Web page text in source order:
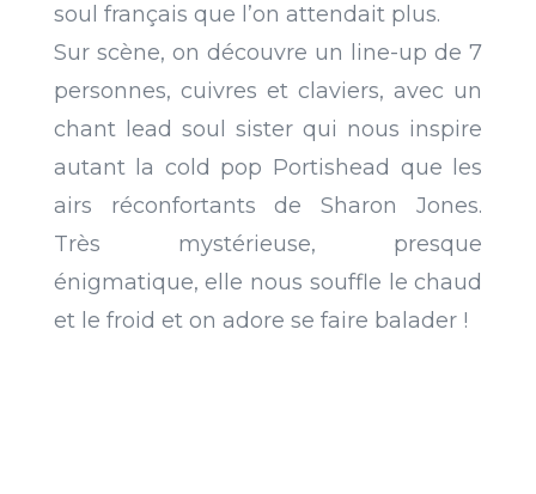
soul français que l’on attendait plus.
Sur scène, on découvre un line-up de 7
personnes, cuivres et claviers, avec un
chant lead soul sister qui nous inspire
autant la cold pop Portishead que les
airs réconfortants de Sharon Jones.
Très mystérieuse, presque
énigmatique, elle nous souffle le chaud
et le froid et on adore se faire balader !